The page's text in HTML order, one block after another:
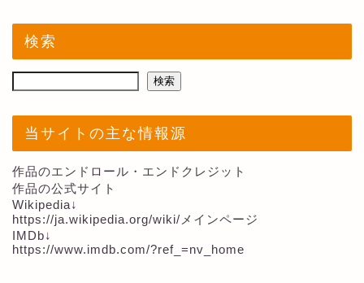
検索
検索
当サイトの主な情報源
作品のエンドロール・エンドクレジット
作品の公式サイト
Wikipedia↓
https://ja.wikipedia.org/wiki/メインページ
IMDb↓
https://www.imdb.com/?ref_=nv_home